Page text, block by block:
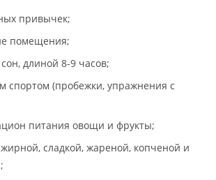
привычек;
помещения;
длиной 8-9 часов;
спортом (пробежки, упражнения с
питания овощи и фрукты;
жирной, сладкой, жареной, копченой и